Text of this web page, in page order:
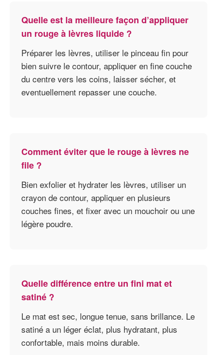
Quelle est la meilleure façon d’appliquer
un rouge à lèvres liquide ?
Préparer les lèvres, utiliser le pinceau fin pour
bien suivre le contour, appliquer en fine couche
du centre vers les coins, laisser sécher, et
eventuellement repasser une couche.
Comment éviter que le rouge à lèvres ne
file ?
Bien exfolier et hydrater les lèvres, utiliser un
crayon de contour, appliquer en plusieurs
couches fines, et fixer avec un mouchoir ou une
légère poudre.
Quelle différence entre un fini mat et
satiné ?
Le mat est sec, longue tenue, sans brillance. Le
satiné a un léger éclat, plus hydratant, plus
confortable, mais moins durable.